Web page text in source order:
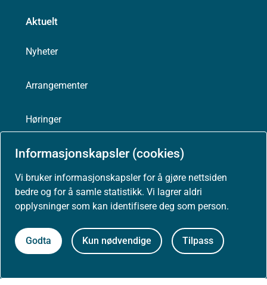
Informasjonskapsler (cookies)
Vi bruker informasjonskapsler for å gjøre nettsiden
bedre og for å samle statistikk. Vi lagrer aldri
opplysninger som kan identifisere deg som person.
Godta Kun nødvendige Tilpass
Aktuelt
Nyheter
Arrangementer
Høringer
Presse
Personvernerklæring